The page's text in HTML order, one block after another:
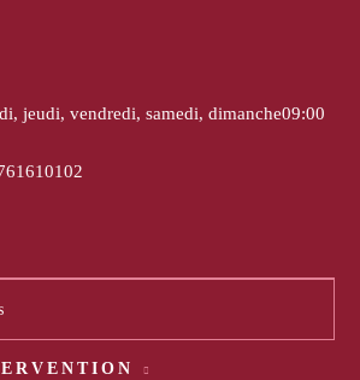
jeudi, vendredi, samedi, dimanche09:00